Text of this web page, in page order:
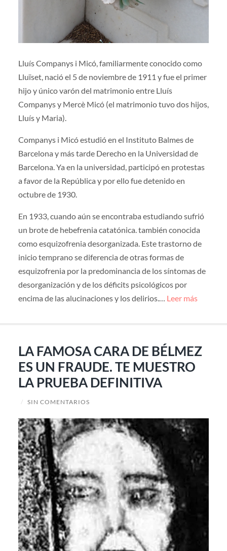
Lluís Companys i Micó, familiarmente conocido como
Lluïset, nació el 5 de noviembre de 1911 y fue el primer
hijo y único varón del matrimonio entre Lluís
Companys y Mercè Micó (el matrimonio tuvo dos hijos,
Lluís y Maria).
Companys i Micó estudió en el Instituto Balmes de
Barcelona y más tarde Derecho en la Universidad de
Barcelona. Ya en la universidad, participó en protestas
a favor de la República y por ello fue detenido en
octubre de 1930.
En 1933, cuando aún se encontraba estudiando sufrió
un brote de hebefrenia catatónica. también conocida
como esquizofrenia desorganizada. Este trastorno de
inicio temprano se diferencia de otras formas de
esquizofrenia por la predominancia de los síntomas de
desorganización y de los déficits psicológicos por
encima de las alucinaciones y los delirios.… Leer más
LA FAMOSA CARA DE BÉLMEZ
ES UN FRAUDE. TE MUESTRO
LA PRUEBA DEFINITIVA
/ SIN COMENTARIOS